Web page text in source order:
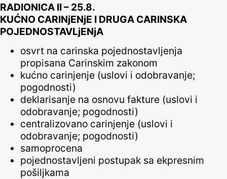
RADIONICA II – 25.8.
KUĆNO CARINjENjE I DRUGA CARINSKA
POJEDNOSTAVLjENjA
osvrt na carinska pojednostavljenja
propisana Carinskim zakonom
kućno carinjenje (uslovi i odobravanje;
pogodnosti)
deklarisanje na osnovu fakture (uslovi i
odobravanje; pogodnosti)
centralizovano carinjenje (uslovi i
odobravanje; pogodnosti)
samoprocena
pojednostavljeni postupak sa ekpresnim
pošiljkama